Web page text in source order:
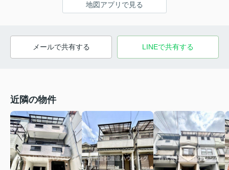
地図アプリで見る
メールで共有する LINEで共有する
近隣の物件